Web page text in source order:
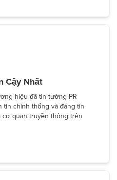
Cậy Nhất
hiệu đã tin tưởng PR
chính thống và đáng tin
quan truyền thông trên